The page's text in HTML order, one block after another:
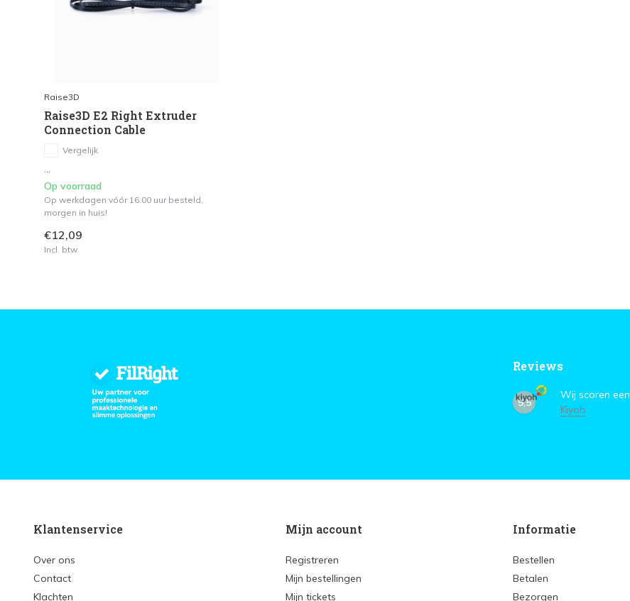
Raise3D
Raise3D E2 Right Extruder
Connection Cable
Vergelijk
Op voorraad
Op werkdagen vóór 16.00 uur besteld,
morgen in huis!
€12,09
Incl. btw
Reviews
9,5
Wij scoren een
Kiyoh
Klantenservice
Over ons
Contact
Klachten
Mijn account
Registreren
Mijn bestellingen
Mijn tickets
Informatie
Bestellen
Betalen
Bezorgen